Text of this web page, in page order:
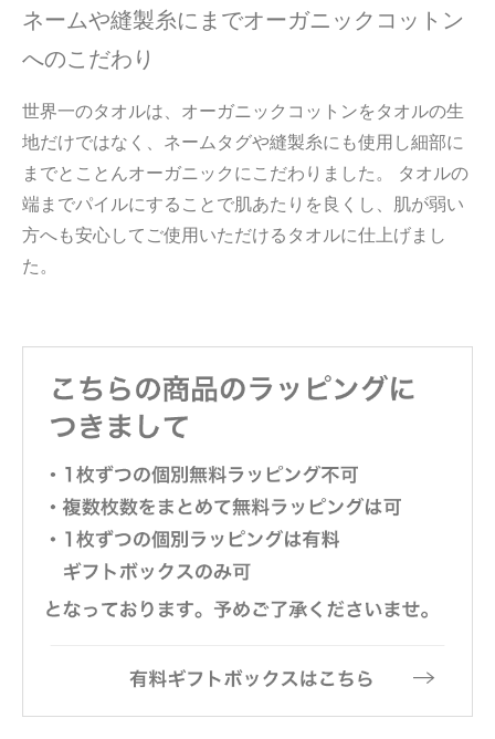
ネームや縫製糸にまでオーガニックコットン
へのこだわり
世界一のタオルは、オーガニックコットンをタオルの生
地だけではなく、ネームタグや縫製糸にも使用し細部に
までとことんオーガニックにこだわりました。 タオルの
端までパイルにすることで肌あたりを良くし、肌が弱い
方へも安心してご使用いただけるタオルに仕上げまし
た。